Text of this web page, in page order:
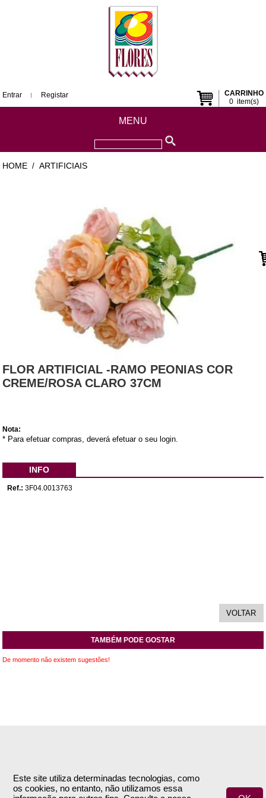
Este site utiliza determinadas tecnologias, como
os cookies, no entanto, não utilizamos essa
CARRINHO
0item(s)
Entrar Registar
MENU
HOME / ARTIFICIAIS
FLOR ARTIFICIAL -RAMO PEONIAS COR
CREME/ROSA CLARO 37CM
Nota:
* Para efetuar compras, deverá efetuar o seu login.
INFO
Ref.: 3F04.0013763
TAMBÉM PODE GOSTAR
De momento não existem sugestões!
Empresa
Termos e Condições
Encomendas & Pagamentos
Envio